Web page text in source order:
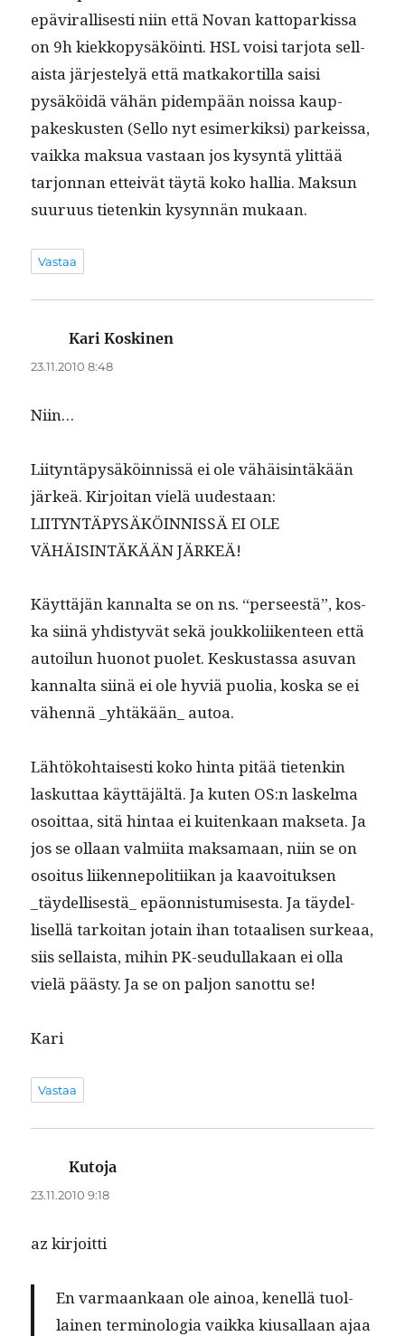
epävi­ral­lis­es­ti niin että Novan kat­toparkissa
on 9h kiekkopy­säköin­ti. HSL voisi tar­jo­ta sel­l­
aista jär­jeste­lyä että matkako­r­tilla saisi
pysäköidä vähän pidem­pään nois­sa kaup­
pakeskusten (Sel­lo nyt esimerkik­si) parkeis­sa,
vaik­ka mak­sua vas­taan jos kysyn­tä ylit­tää
tar­jon­nan etteivät täytä koko hal­lia. Mak­sun
suu­ru­us tietenkin kysyn­nän mukaan.
Vastaa
Kari Koskinen
23.11.2010 8:48
Niin…
Liityn­täpysäköin­nis­sä ei ole vähäis­in­täkään
järkeä. Kir­joi­tan vielä uud­estaan:
LIITYNTÄPYSÄKÖINNISSÄ EI OLE
VÄHÄISINTÄKÄÄN JÄRKEÄ!
Käyt­täjän kannal­ta se on ns. “perseestä”, kos­
ka siinä yhdis­tyvät sekä joukkoli­iken­teen että
autoilun huonot puo­let. Keskus­tas­sa asu­van
kannal­ta siinä ei ole hyviä puo­lia, kos­ka se ei
vähen­nä _yhtäkään_ autoa.
Lähtöko­htais­es­ti koko hin­ta pitää tietenkin
laskut­taa käyt­täjältä. Ja kuten OS:n laskel­ma
osoit­taa, sitä hin­taa ei kuitenkaan mak­se­ta. Ja
jos se ollaan valmi­ita mak­samaan, niin se on
osoi­tus liiken­nepoli­ti­ikan ja kaavoituk­sen
_täydellisestä_ epäon­nis­tu­mis­es­ta. Ja täy­del­
lisel­lä tarkoi­tan jotain ihan totaalisen surkeaa,
siis sel­l­aista, mihin PK-seudul­lakaan ei olla
vielä päästy. Ja se on paljon san­ot­tu se!
Kari
Vastaa
Kutoja
23.11.2010 9:18
az kir­joit­ti
En var­maankaan ole ain­oa, kenel­lä tuol­
lainen ter­mi­nolo­gia vaik­ka kiusal­laan ajaa